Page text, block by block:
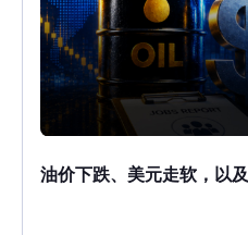
油价下跌、美元走软，以